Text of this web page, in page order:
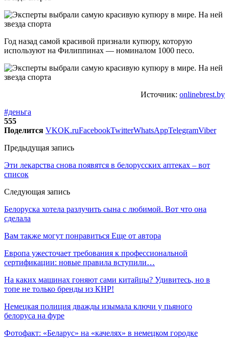
Год назад самой красивой признали купюру, которую
используют на Филиппинах — номиналом 1000 песо.
Источник: onlinebrest.by
#деньга
555
Поделится VKOK.ruFacebookTwitterWhatsAppTelegramViber
Предыдущая запись
Эти лекарства снова появятся в белорусских аптеках – вот
список
Следующая запись
Белоруска хотела разлучить сына с любимой. Вот что она
сделала
Вам также могут понравиться Еще от автора
Европа ужесточает требования к профессиональной
сертификации: новые правила вступили…
На каких машинах гоняют сами китайцы? Удивитесь, но в
топе не только бренды из КНР!
Немецкая полиция дважды изымала ключи у пьяного
белоруса на фуре
Фотофакт: «Беларус» на «качелях» в немецком городке